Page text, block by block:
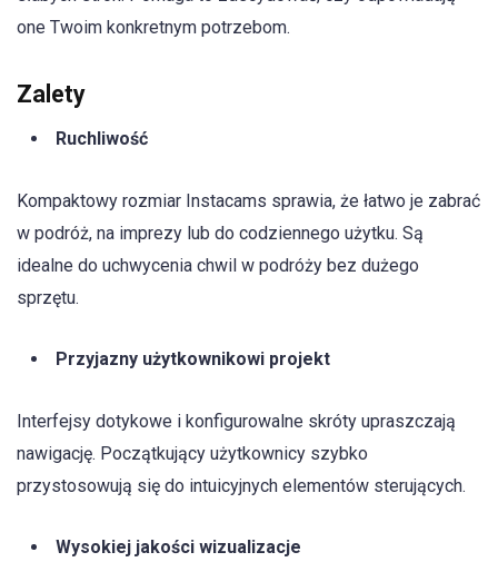
one Twoim konkretnym potrzebom.
Zalety
Ruchliwość
Kompaktowy rozmiar Instacams sprawia, że łatwo je zabrać
w podróż, na imprezy lub do codziennego użytku. Są
idealne do uchwycenia chwil w podróży bez dużego
sprzętu.
Przyjazny użytkownikowi projekt
Interfejsy dotykowe i konfigurowalne skróty upraszczają
nawigację. Początkujący użytkownicy szybko
przystosowują się do intuicyjnych elementów sterujących.
Wysokiej jakości wizualizacje